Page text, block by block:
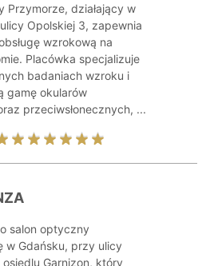
Przymorze, działający w
Opolskiej 3, zapewnia
wzrokową na
Placówka specjalizuje
badaniach wzroku i
gamę okularów
przeciwsłonecznych, ...
salon optyczny
w Gdańsku, przy ulicy
Garnizon, który